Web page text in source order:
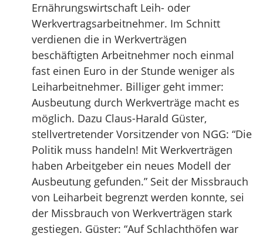
Ernährungswirtschaft Leih- oder
Werkvertragsarbeitnehmer. Im Schnitt
verdienen die in Werkverträgen
beschäftigten Arbeitnehmer noch einmal
fast einen Euro in der Stunde weniger als
Leiharbeitnehmer. Billiger geht immer:
Ausbeutung durch Werkverträge macht es
möglich. Dazu Claus-Harald Güster,
stellvertretender Vorsitzender von NGG: “Die
Politik muss handeln! Mit Werkverträgen
haben Arbeitgeber ein neues Modell der
Ausbeutung gefunden.” Seit der Missbrauch
von Leiharbeit begrenzt werden konnte, sei
der Missbrauch von Werkverträgen stark
gestiegen. Güster: “Auf Schlachthöfen war